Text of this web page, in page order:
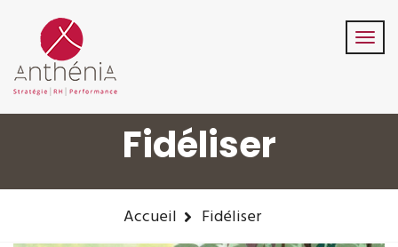
Suivez-Nous:
Fidéliser
Accueil Fidéliser